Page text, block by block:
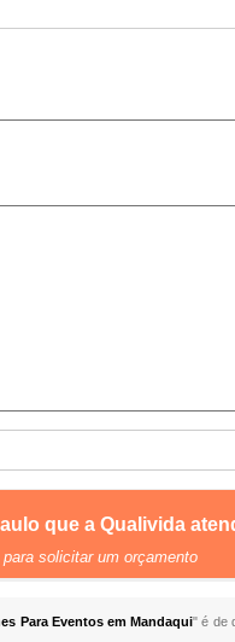
que a Qualivida
solicitar um orçamento
Para Eventos em Mandaqui" é de